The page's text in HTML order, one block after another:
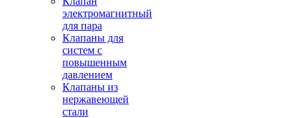
электромагнитный
для пара
Клапаны для
систем с
повышенным
давлением
Клапаны из
нержавеющей
стали